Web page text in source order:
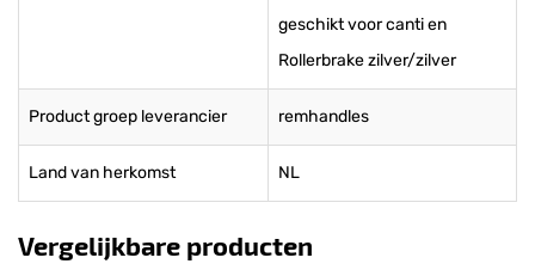
geschikt voor canti en
Rollerbrake zilver/zilver
Product groep leverancier remhandles
Land van herkomst NL
Vergelijkbare producten